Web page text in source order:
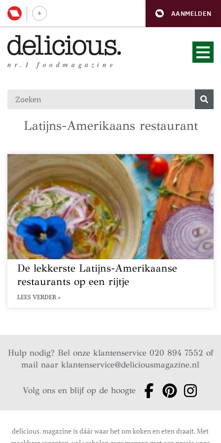
AANMELDEN
nr.1 foodmagazine
Latijns-Amerikaans restaurant
De lekkerste Latijns-Amerikaanse
restaurants op een rijtje
LEES VERDER »
Hulp nodig? Bel onze klantenservice 020 894 7552 of
mail naarklantenservice@deliciousmagazine.nl
Volg ons en blijf op de hoogte
delicious. magazine is dáár waar het om koken en eten draait. Met